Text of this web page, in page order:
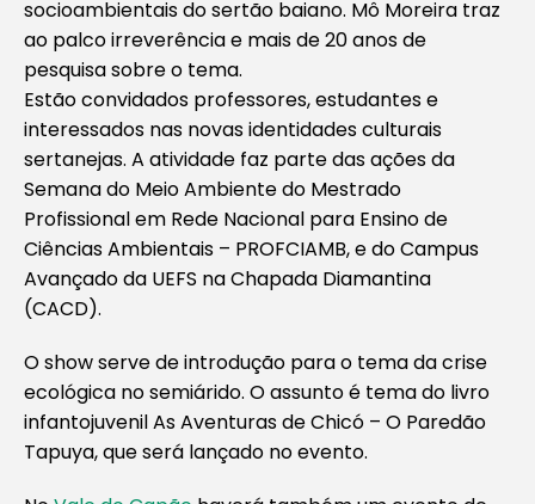
socioambientais do sertão baiano. Mô Moreira traz
ao palco irreverência e mais de 20 anos de
pesquisa sobre o tema.
Estão convidados professores, estudantes e
interessados nas novas identidades culturais
sertanejas. A atividade faz parte das ações da
Semana do Meio Ambiente do Mestrado
Profissional em Rede Nacional para Ensino de
Ciências Ambientais – PROFCIAMB, e do Campus
Avançado da UEFS na Chapada Diamantina
(CACD).
O show serve de introdução para o tema da crise
ecológica no semiárido. O assunto é tema do livro
infantojuvenil As Aventuras de Chicó – O Paredão
Tapuya, que será lançado no evento.